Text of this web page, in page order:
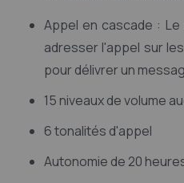
Appel en cascade :
adresser l'appel sur
pour délivrer un
15 niveaux de volume
6 tonalités d'appel
Autonomie de 20